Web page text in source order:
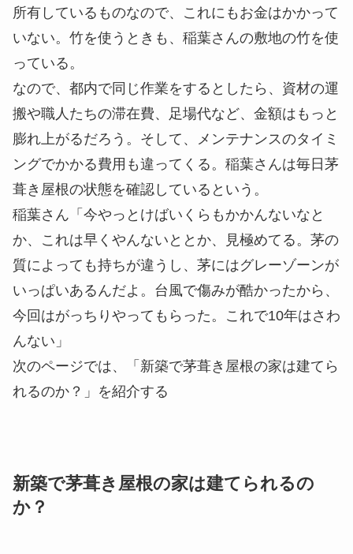
所有しているものなので、これにもお金はかかって
いない。竹を使うときも、稲葉さんの敷地の竹を使
っている。
なので、 都内で同じ作業をするとしたら、資材の運
搬や職人たちの滞在費、足場代など、金額はもっと
膨れ上がるだろう。そして、メンテナンスのタイミ
ングでかかる費用も違ってくる。稲葉さんは毎日茅
葺き屋根の状態を確認しているという。
稲葉さん 「今やっとけばいくらもかかんないなと
か、これは早くやんないととか、見極めてる。茅の
質によっても持ちが違うし、茅にはグレーゾーンが
いっぱいあるんだよ。台風で傷みが酷かったから、
今回はがっちりやってもらった。これで10年はさわ
んない」
次のページでは、「新築で茅葺き屋根の家は建てら
れるのか？」を紹介する
新築で茅葺き屋根の家は建てられるの
か？